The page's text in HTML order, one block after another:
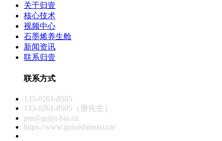
关于归壹
核心技术
视频中心
石墨烯养生舱
新闻资讯
联系归壹
联系方式
133-0261-8505
133-0261-8505（唐先生）
pm@guiyi-bio.cn
https://www.guiyishimoxi.cn/